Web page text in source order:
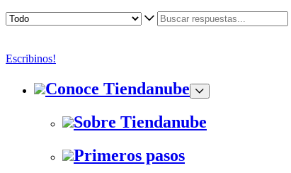
Escribinos!
Conoce Tiendanube
Sobre Tiendanube
Primeros pasos